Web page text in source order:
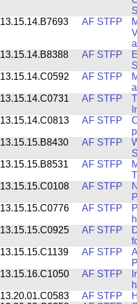
13.15.14.B7693
AF STFP
13.15.14.B8388
AF STFP
13.15.14.C0592
AF STFP
13.15.14.C0731
AF STFP
13.15.14.C0813
AF STFP
13.15.15.B8430
AF STFP
13.15.15.B8531
AF STFP
13.15.15.C0108
AF STFP
13.15.15.C0776
AF STFP
13.15.15.C0925
AF STFP
13.15.15.C1139
AF STFP
13.15.16.C1050
AF STFP
13.20.01.C0583
AF STFP